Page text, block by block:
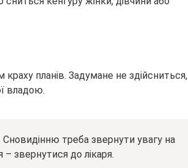
планів. Задумане не здійсниться,
владою.
треба звернути увагу на
звернутися до лікаря.